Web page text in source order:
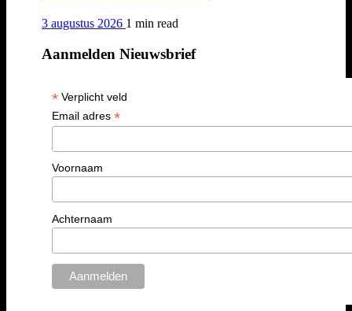
3 augustus 2026 1 min read
Aanmelden Nieuwsbrief
*Verplicht veld
Email adres *
Voornaam
Achternaam